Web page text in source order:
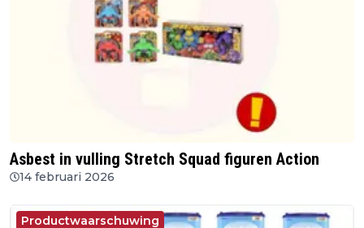
Asbest in vulling Stretch Squad figuren Action
14 februari 2026
Productwaarschuwing